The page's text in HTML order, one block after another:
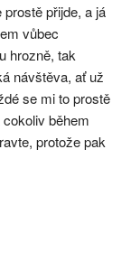
přijde, a já
vůbec
hrozně, tak
návštěva, ať už
se mi to prostě
během
protože pak